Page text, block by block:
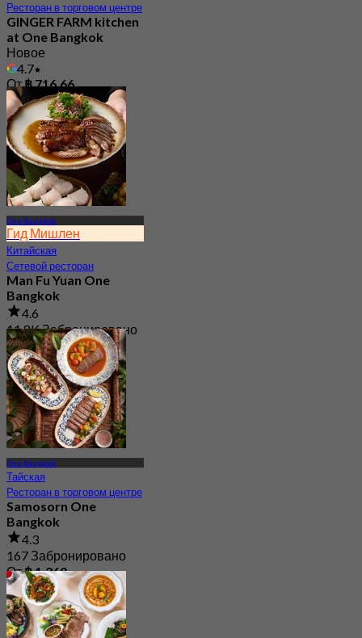
Ресторан в торговом центре
GINGER FARM kitchen
at One Bangkok
Новое
4.7
От฿ 716.66
One Bangkok
Гид Мишлен
Китайская
Сетевой ресторан
Man Fu Yuan One
Bangkok
4.6
11.8K Забронировано
От฿ 598
One Bangkok
Тайская
Ресторан в торговом центре
Samosorn One
Bangkok
4.3
167 Забронировано
От฿ 1,260